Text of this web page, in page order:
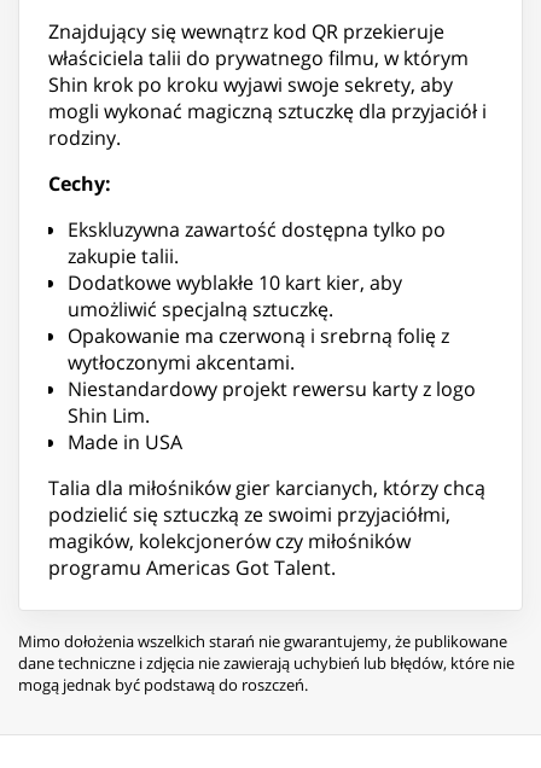
Znajdujący się wewnątrz kod QR przekieruje
właściciela talii do prywatnego filmu, w którym
Shin krok po kroku wyjawi swoje sekrety, aby
mogli wykonać magiczną sztuczkę dla przyjaciół i
rodziny.
Cechy:
Ekskluzywna zawartość dostępna tylko po
zakupie talii.
Dodatkowe wyblakłe 10 kart kier, aby
umożliwić specjalną sztuczkę.
Opakowanie ma czerwoną i srebrną folię z
wytłoczonymi akcentami.
Niestandardowy projekt rewersu karty z logo
Shin Lim.
Made in USA
Talia dla miłośników gier karcianych, którzy chcą
podzielić się sztuczką ze swoimi przyjaciółmi,
magików, kolekcjonerów czy miłośników
programu Americas Got Talent.
Mimo dołożenia wszelkich starań nie gwarantujemy, że publikowane
dane techniczne i zdjęcia nie zawierają uchybień lub błędów, które nie
mogą jednak być podstawą do roszczeń.